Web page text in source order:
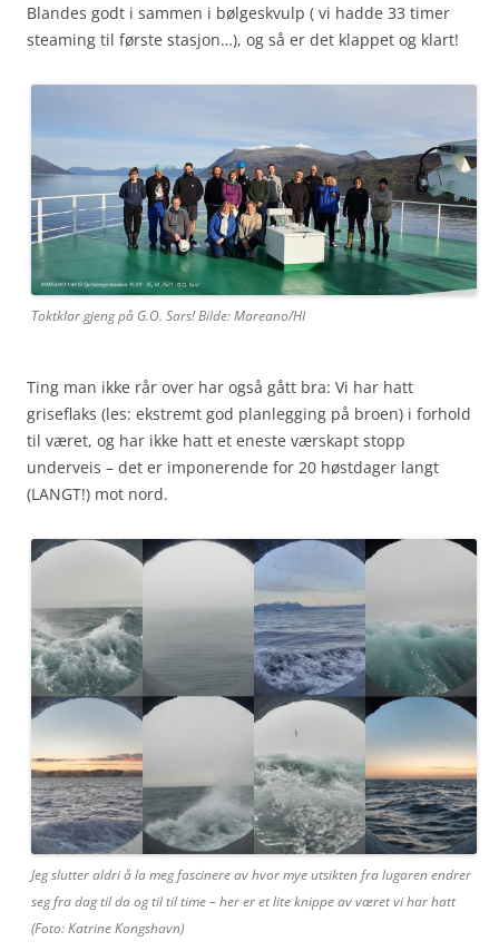
Blandes godt i sammen i bølgeskvulp ( vi hadde 33 timer
steaming til første stasjon…), og så er det klappet og klart!
Toktklar gjeng på G.O. Sars! Bilde: Mareano/HI
Ting man ikke rår over har også gått bra: Vi har hatt
griseflaks (les: ekstremt god planlegging på broen) i forhold
til været, og har ikke hatt et eneste værskapt stopp
underveis – det er imponerende for 20 høstdager langt
(LANGT!) mot nord.
Jeg slutter aldri å la meg fascinere av hvor mye utsikten fra lugaren endrer
seg fra dag til da og til til time – her er et lite knippe av været vi har hatt
(Foto: Katrine Kongshavn)